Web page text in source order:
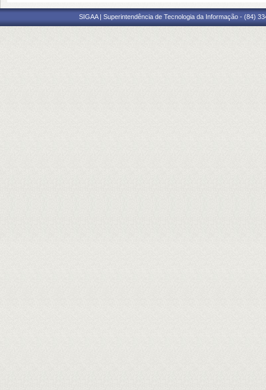
SIGAA | Superintendência de Tecnologia da Informação - (84)